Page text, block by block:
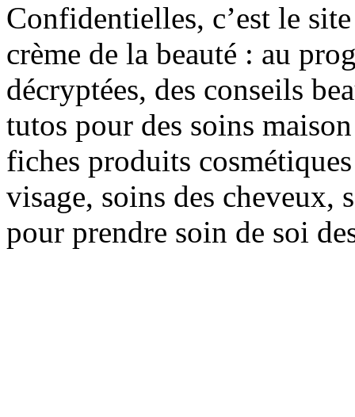
Confidentielles, c’est le
crème de la beauté : au
décryptées, des conseils
tutos pour des soins
fiches produits
visage, soins des cheveux,
pour prendre soin de soi